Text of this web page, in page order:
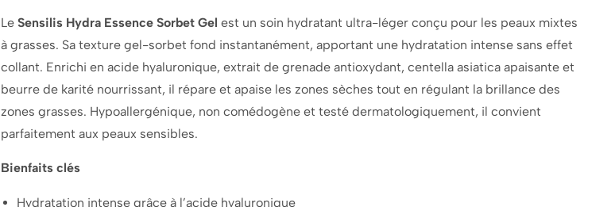
SKIN
HYDRATING
40ML
SKIN
HYDRATING
40ML
Le Sensilis Hydra Essence Sorbet Gel est un soin hydratant ultra-léger conçu pour les peaux mixtes
à grasses. Sa texture gel-sorbet fond instantanément, apportant une hydratation intense sans effet
collant. Enrichi en acide hyaluronique, extrait de grenade antioxydant, centella asiatica apaisante et
beurre de karité nourrissant, il répare et apaise les zones sèches tout en régulant la brillance des
zones grasses. Hypoallergénique, non comédogène et testé dermatologiquement, il convient
parfaitement aux peaux sensibles.
Bienfaits clés
Hydratation intense grâce à l’acide hyaluronique